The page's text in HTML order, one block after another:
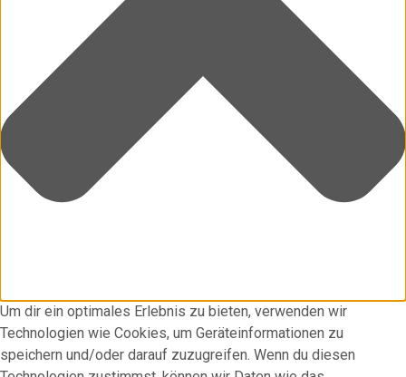
Um dir ein optimales Erlebnis zu bieten, verwenden wir
Technologien wie Cookies, um Geräteinformationen zu
speichern und/oder darauf zuzugreifen. Wenn du diesen